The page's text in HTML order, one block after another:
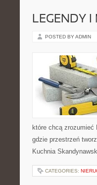
LEGENDY
POSTED BY ADMIN
które chcą zrozumieć
gdzie przestrzeń
Kuchnia
CATEGORIES: